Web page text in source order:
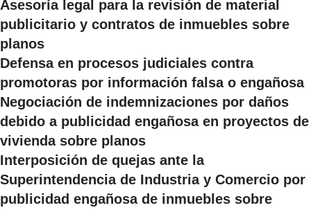
Asesoría legal para la revisión de material
publicitario y contratos de inmuebles sobre
planos
Defensa en procesos judiciales contra
promotoras por información falsa o engañosa
Negociación de indemnizaciones por daños
debido a publicidad engañosa en proyectos de
vivienda sobre planos
Interposición de quejas ante la
Superintendencia de Industria y Comercio por
publicidad engañosa de inmuebles sobre